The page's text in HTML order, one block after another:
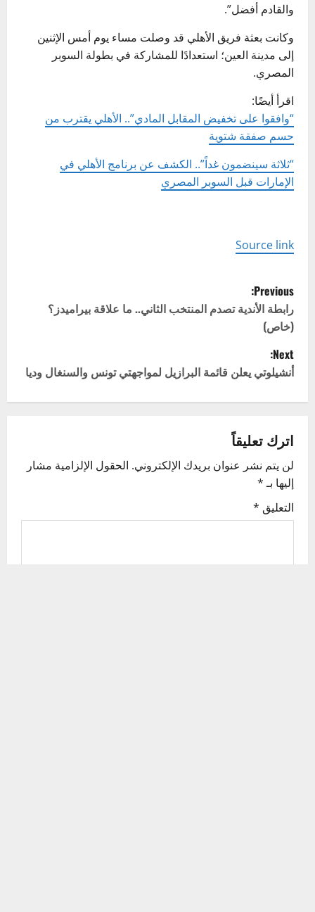
والقادم أفضل”.
وكانت بعثة فريق الأهلي قد وصلت مساء يوم أمس الإثنين
إلى مدينة العين؛ استعدادًا للمشاركة في بطولة السوبر
المصري.
اقرأ أيضًا:
“وافقوا على تخفيض المقابل المادي”.. الأهلي يقترب من
حسم صفقة شتوية
“ثلاثة سينضمون غداً”.. الكشف عن برنامج الأهلي في
الإمارات قبل السوبر المصري
Source link
P
o
s
t
n
a
v
i
g
Previous:
رابطة الأندية تصدم المنتخب الثاني.. ما علاقة بيراميدز؟
(خاص)
Next:
أنشيلوتي يعلن قائمة البرازيل لمواجهتي تونس والسنغال وديا
اترك تعليقاً
لن يتم نشر عنوان بريدك الإلكتروني. الحقول الإلزامية مشار
إليها بـ*
التعليق *